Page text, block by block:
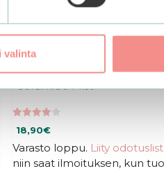
valinta
Holika Holika | Good Cera
Ceramide Mist
4.00
5:stä
18,90€
Varasto loppu. Liity
niin saat ilmoituksen, kun